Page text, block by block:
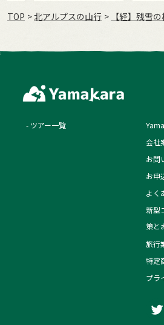
TOP
北アルプスの山行 【経】残雪
ツアー一覧
会社
お問
お申
よく
新型
策と
旅行
特定
プラ